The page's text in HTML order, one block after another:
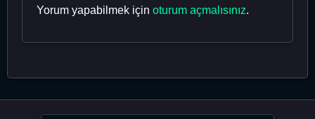
Yorum yapabilmek için oturum açmalısınız.